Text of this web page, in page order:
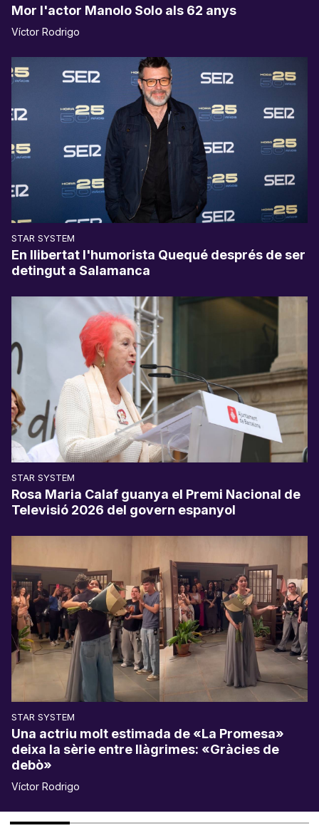
Mor l'actor Manolo Solo als 62 anys
Víctor Rodrigo
STAR SYSTEM
En llibertat l'humorista Quequé després de ser
detingut a Salamanca
STAR SYSTEM
Rosa Maria Calaf guanya el Premi Nacional de
Televisió 2026 del govern espanyol
STAR SYSTEM
Una actriu molt estimada de «La Promesa»
deixa la sèrie entre llàgrimes: «Gràcies de
debò»
Víctor Rodrigo